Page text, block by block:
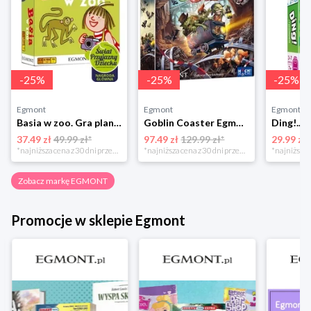
-25%
Egmont
Basia w zoo. Gra planszowa Egmont
37.49 zł49.99 zł*
-25%
Egmont
Goblin Coaster Egmont
97.49 zł 129.99 zł*
-25%
Egmont
29.99 zł
Zobacz markę EGMONT
Promocje w sklepie Egmont